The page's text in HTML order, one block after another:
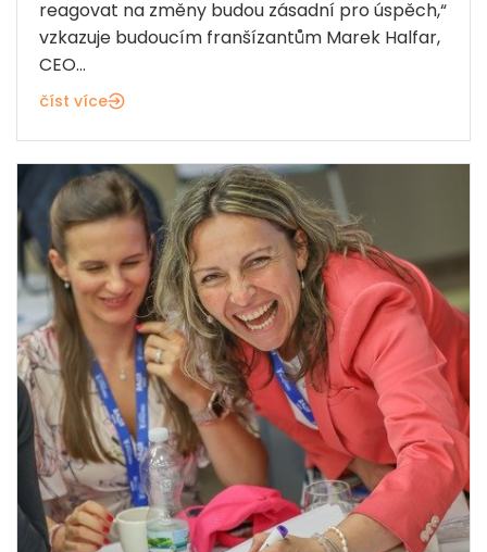
reagovat na změny budou zásadní pro úspěch,“
vzkazuje budoucím franšízantům Marek Halfar,
CEO...
číst více